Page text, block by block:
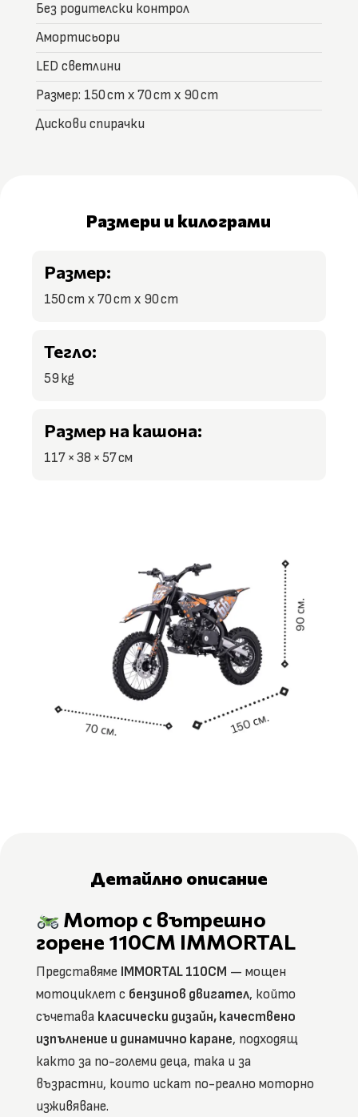
Без родителски контрол
Амортисьори
LED светлини
Размер: 150 cm x 70 cm x 90 cm
Дискови спирачки
Размери и килограми
Размер:
150 cm x 70 cm x 90 cm
Тегло:
59 kg
Размер на кашона:
117 × 38 × 57 см
Детайлно описание
Мотор с вътрешно
горене 110CM IMMORTAL
Представяме IMMORTAL 110CM — мощен
мотоциклет с бензинов двигател, който
съчетава класически дизайн, качествено
изпълнение и динамично каране, подходящ
както за по-големи деца, така и за
възрастни, които искат по-реално моторно
изживяване.